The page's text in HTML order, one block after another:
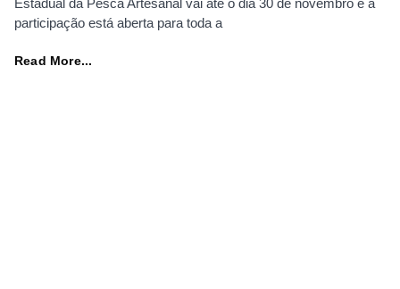
participação está aberta para toda a
Read More...